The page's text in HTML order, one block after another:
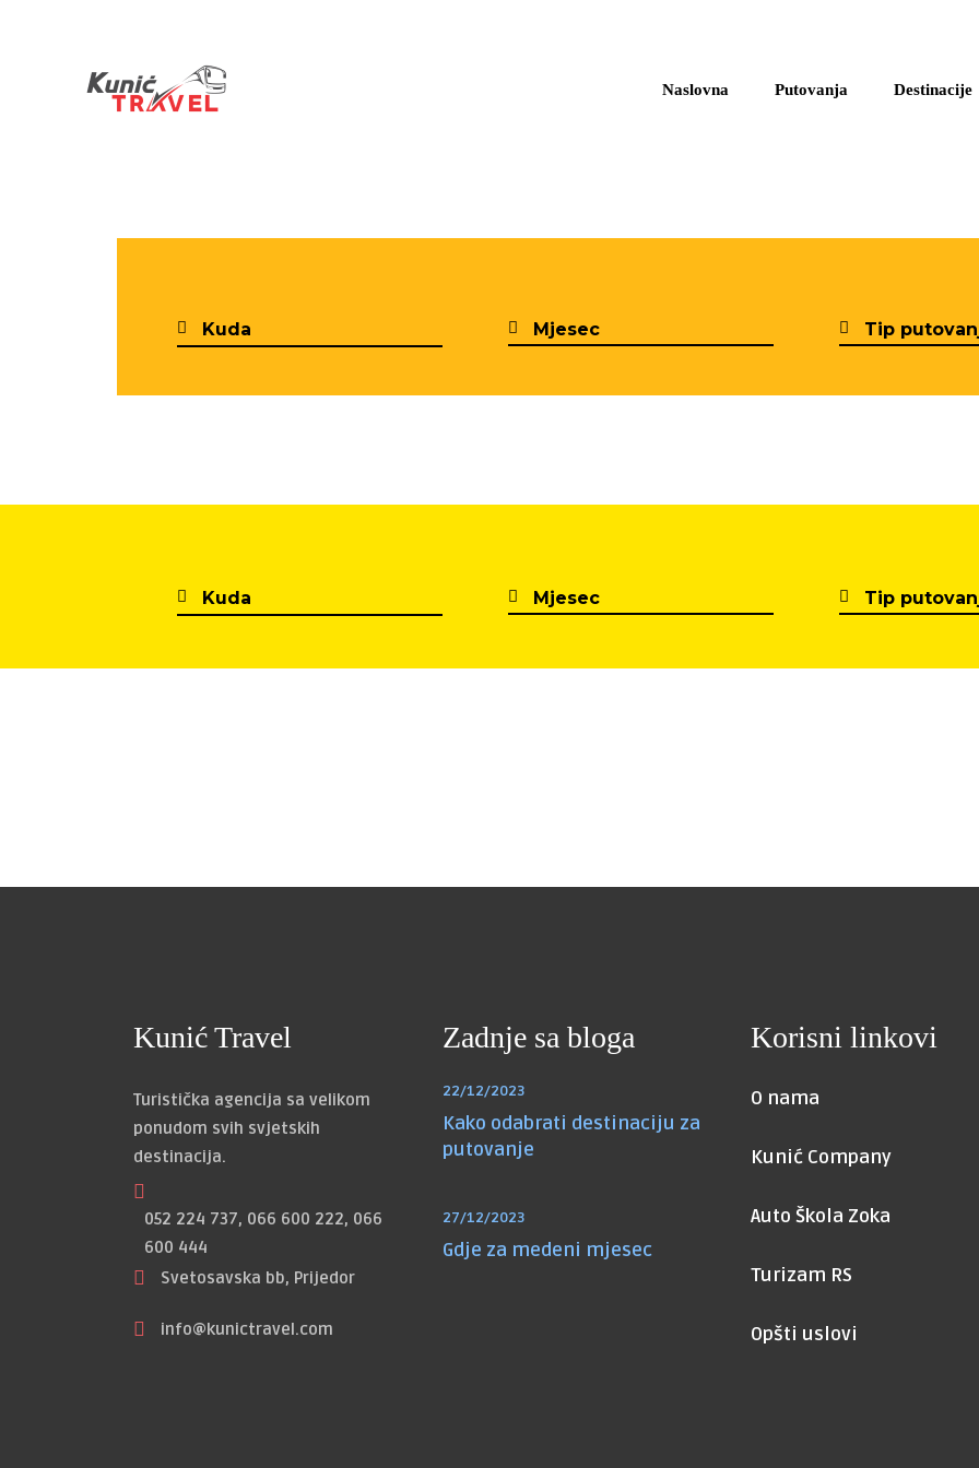
Naslovna Putovanja Destinacije
Kunić Travel
Turistička agencija sa velikom
ponudom svih svjetskih
destinacija.
052 224 737, 066 600 222, 066
600 444
Svetosavska bb, Prijedor
info@kunictravel.com
Zadnje sa bloga
22/12/2023
Kako odabrati destinaciju za
putovanje
27/12/2023
Gdje za medeni mjesec
Korisni linkovi
O nama
Kunić Company
Auto Škola Zoka
Turizam RS
Opšti uslovi